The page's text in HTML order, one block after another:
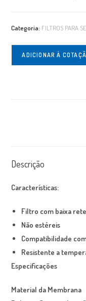
Categoria: FILTROS PARA
ADICIONAR À
Descrição
Características:
Filtro com baixa
Não estéreis
Compatibilidade
Resistente a
Material